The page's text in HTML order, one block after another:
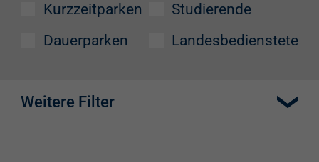
Kurzzeitparken
Dauerparken
Studierende
Landesbedienstete
Weitere Filter